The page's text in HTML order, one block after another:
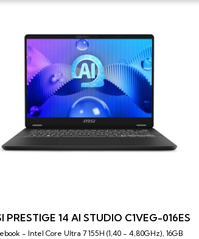
Rychlý náhled
PRESTIGE 14 AI STUDIO C1VEG-016ES
- Intel Core Ultra 7 155H (1,40 - 4,80GHz), 16GB